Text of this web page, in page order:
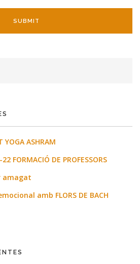
YOGA ASHRAM
22 FORMACIÓ DE PROFESSORS
amagat
amb FLORS DE BACH